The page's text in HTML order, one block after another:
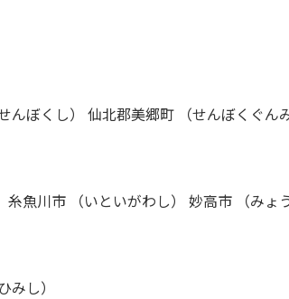
んぼくし） 仙北郡美郷町 （せんぼくぐ
魚川市 （いといがわし） 妙高市 （みょ
し）